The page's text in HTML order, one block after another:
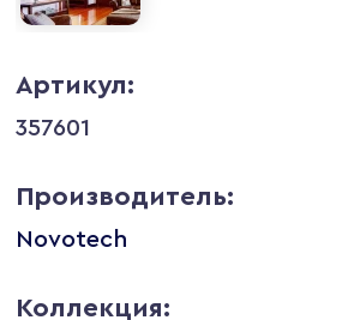
Артикул:
357601
Производитель:
Novotech
Коллекция: